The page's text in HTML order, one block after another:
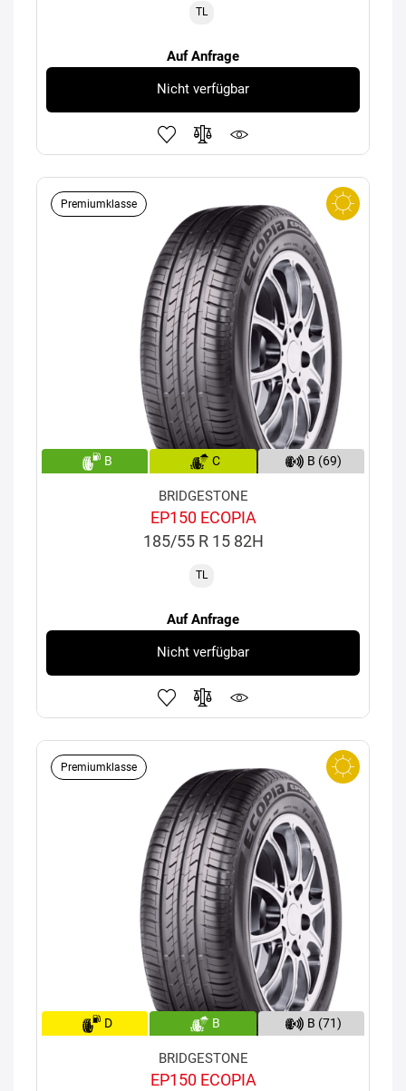
TL
Auf Anfrage
Nicht verfügbar
Premiumklasse
B C B (69)
BRIDGESTONE
EP150 ECOPIA
185/55 R 15 82H
TL
Auf Anfrage
Nicht verfügbar
Premiumklasse
D B B (71)
BRIDGESTONE
EP150 ECOPIA